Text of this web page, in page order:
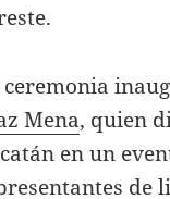
ceremonia
Mena, quien
en un
de